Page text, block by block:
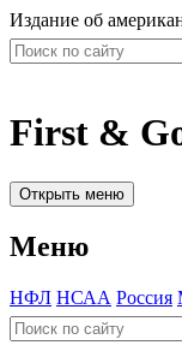
Издание об
First &
Открыть меню
Меню
НФЛ НСАА Россия